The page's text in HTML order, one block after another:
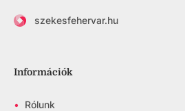
szekesfehervar.hu
Információk
• Rólunk